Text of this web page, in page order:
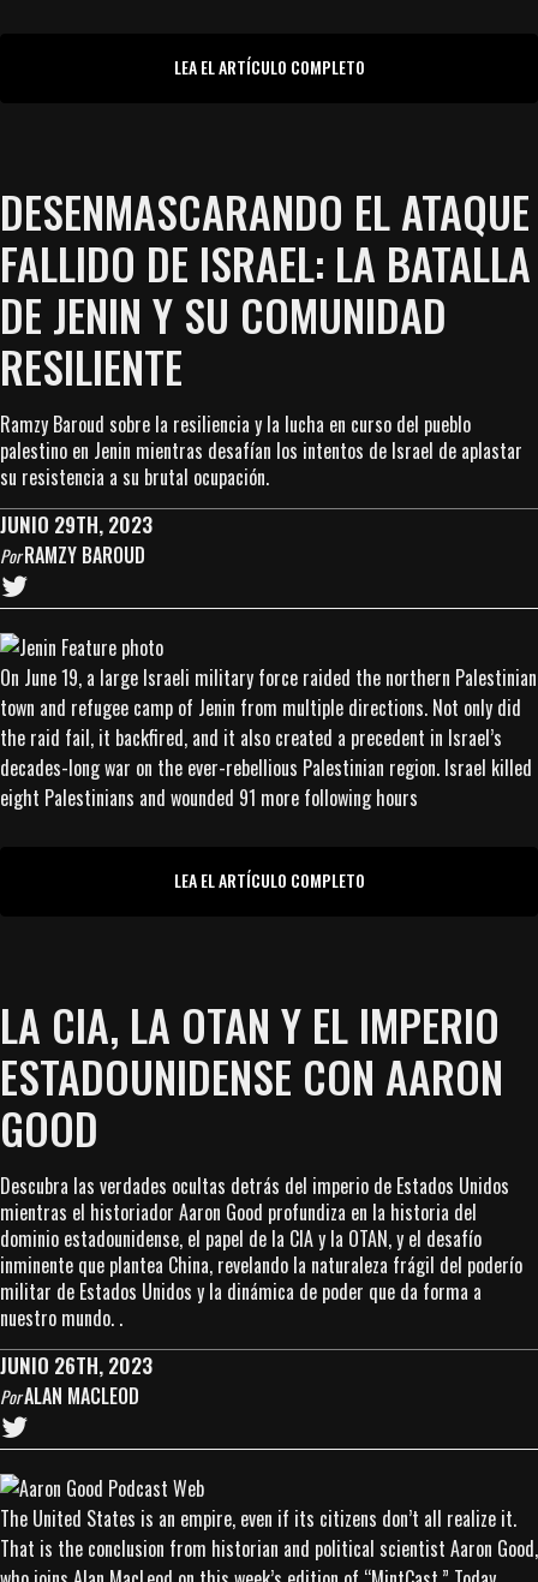
LEA EL ARTÍCULO COMPLETO
DESENMASCARANDO EL ATAQUE
FALLIDO DE ISRAEL: LA BATALLA
DE JENIN Y SU COMUNIDAD
RESILIENTE
Ramzy Baroud sobre la resiliencia y la lucha en curso del pueblo
palestino en Jenin mientras desafían los intentos de Israel de aplastar
su resistencia a su brutal ocupación.
JUNIO 29TH, 2023
PorRAMZY BAROUD
On June 19, a large Israeli military force raided the northern Palestinian
town and refugee camp of Jenin from multiple directions. Not only did
the raid fail, it backfired, and it also created a precedent in Israel’s
decades-long war on the ever-rebellious Palestinian region. Israel killed
eight Palestinians and wounded 91 more following hours
LEA EL ARTÍCULO COMPLETO
LA CIA, LA OTAN Y EL IMPERIO
ESTADOUNIDENSE CON AARON
GOOD
Descubra las verdades ocultas detrás del imperio de Estados Unidos
mientras el historiador Aaron Good profundiza en la historia del
dominio estadounidense, el papel de la CIA y la OTAN, y el desafío
inminente que plantea China, revelando la naturaleza frágil del poderío
militar de Estados Unidos y la dinámica de poder que da forma a
nuestro mundo. .
JUNIO 26TH, 2023
PorALAN MACLEOD
The United States is an empire, even if its citizens don’t all realize it.
That is the conclusion from historian and political scientist Aaron Good,